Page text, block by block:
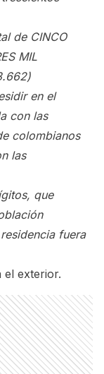
de CINCO
MIL
en el
con las
colombianos
las
que
fuera
el exterior.